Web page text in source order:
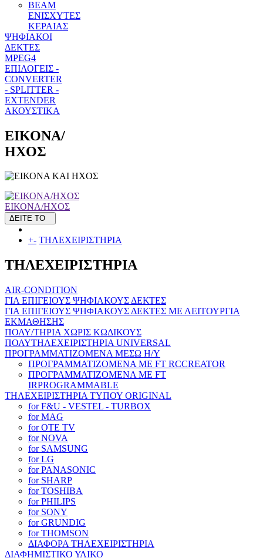
BEAM
ΕΝΙΣΧΥΤΕΣ
ΚΕΡΑΙΑΣ
ΨΗΦΙΑΚΟΙ
ΔΕΚΤΕΣ
MPEG4
ΕΠΙΛΟΓΕΙΣ -
CONVERTER
- SPLITTER -
EXTENDER
ΑΚΟΥΣΤΙΚΑ
ΕΙΚΟΝΑ/
ΗΧΟΣ
ΕΙΚΟΝΑ/ΗΧΟΣ
ΔΕΙΤΕ ΤΟ
+- ΤΗΛΕΧΕΙΡΙΣΤΗΡΙΑ
ΤΗΛΕΧΕΙΡΙΣΤΗΡΙΑ
AIR-CONDITION
ΓΙΑ ΕΠΙΓΕΙΟΥΣ ΨΗΦΙΑΚΟΥΣ ΔΕΚΤΕΣ
ΓΙΑ ΕΠΙΓΕΙΟΥΣ ΨΗΦΙΑΚΟΥΣ ΔΕΚΤΕΣ ΜΕ ΛΕΙΤΟΥΡΓΙΑ
ΕΚΜΑΘΗΣΗΣ
ΠΟΛΥ/ΤΗΡΙΑ ΧΩΡΙΣ ΚΩΔΙΚΟΥΣ
ΠΟΛΥΤΗΛΕΧΕΙΡΙΣΤΗΡΙΑ UNIVERSAL
ΠΡΟΓΡΑΜΜΑΤΙΖΟΜΕΝΑ ΜΕΣΩ H/Y
ΠΡΟΓΡΑΜΜΑΤΙΖΟΜΕΝΑ ΜΕ FT RCCREATOR
ΠΡΟΓΡΑΜΜΑΤΙΖΟΜΕΝΑ ΜΕ FT
IRPROGRAMMABLE
ΤΗΛΕΧΕΙΡΙΣΤΗΡΙΑ ΤΥΠΟΥ ORIGINAL
for F&U - VESTEL - TURBOX
for MAG
for OTE TV
for NOVA
for SAMSUNG
for LG
for PANASONIC
for SHARP
for TOSHIBA
for PHILIPS
for SONY
for GRUNDIG
for THOMSON
ΔΙΑΦΟΡΑ ΤΗΛΕΧΕΙΡΙΣΤΗΡΙΑ
ΔΙΑΦΗΜΙΣΤΙΚΟ ΥΛΙΚΟ